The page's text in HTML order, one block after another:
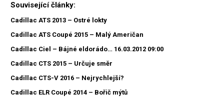
Související články:
Cadillac ATS 2013 – Ostré lokty
Cadillac ATS Coupé 2015 – Malý Američan
Cadillac Ciel – Bájné eldorádo… 16.03.2012 09:00
Cadillac CTS 2015 – Určuje směr
Cadillac CTS-V 2016 – Nejrychlejší?
Cadillac ELR Coupé 2014 – Bořič mýtů